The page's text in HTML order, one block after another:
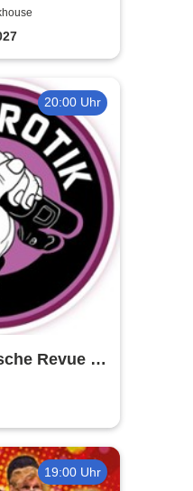
| Seit 14
Magic
20:00 Uhr
Revue in
19:00 Uhr